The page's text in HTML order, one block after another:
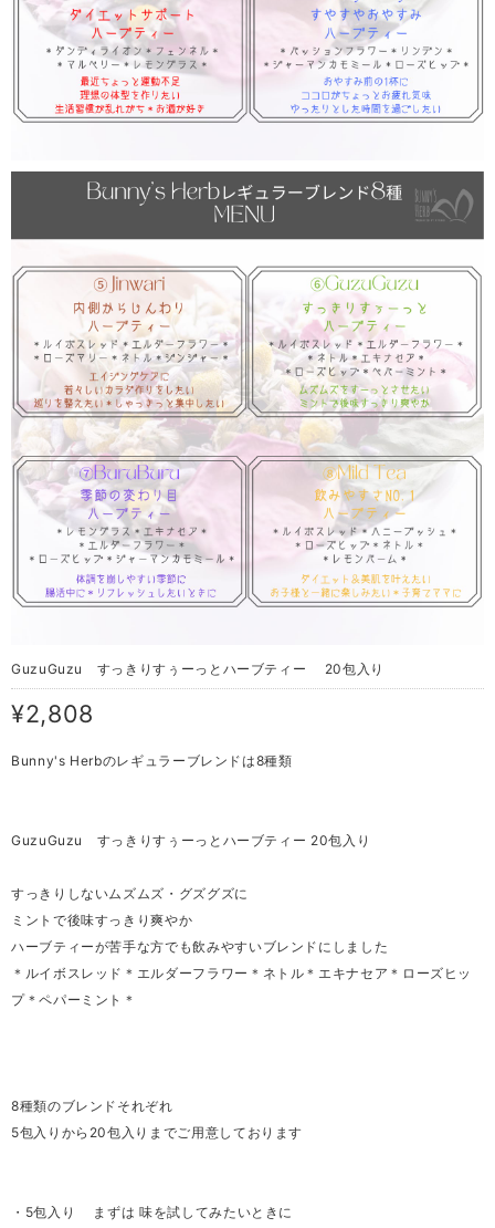
GuzuGuzu すっきりすぅーっとハーブティー 20包入り
¥2,808
Bunny's Herbのレギュラーブレンドは8種類
GuzuGuzu すっきりすぅーっとハーブティー 20包入り
すっきりしないムズムズ・グズグズに
ミントで後味すっきり爽やか
ハーブティーが苦手な方でも飲みやすいブレンドにしました
＊ルイボスレッド＊エルダーフラワー＊ネトル＊エキナセア＊ローズヒッ
プ＊ペパーミント＊
8種類のブレンドそれぞれ
5包入りから20包入りまでご用意しております
・5包入り まずは 味を試してみたいときに